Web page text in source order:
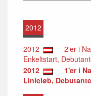
2012
2012
2'er i
Enkeltstart,
2012
1'er i
Linieløb,